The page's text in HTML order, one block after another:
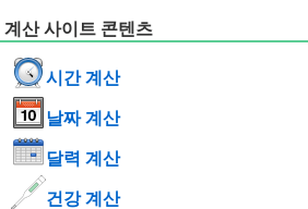
계산 사이트 콘텐츠
시간 계산
날짜 계산
달력 계산
건강 계산